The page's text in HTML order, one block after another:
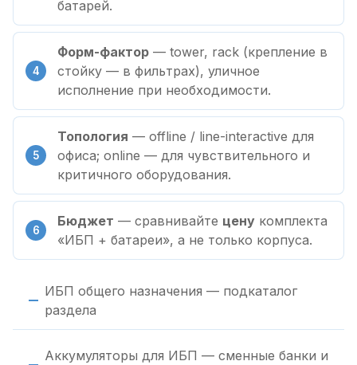
батарей.
Форм-фактор — tower, rack (крепление в
стойку — в фильтрах), уличное
исполнение при необходимости.
Топология — offline / line-interactive для
офиса; online — для чувствительного и
критичного оборудования.
Бюджет — сравнивайте цену комплекта
«ИБП + батареи», а не только корпуса.
ИБП общего назначения — подкаталог
раздела
Аккумуляторы для ИБП — сменные банки и